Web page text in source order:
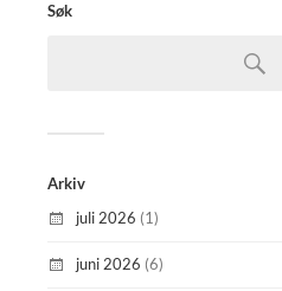
Søk
Arkiv
juli 2026 (1)
juni 2026 (6)